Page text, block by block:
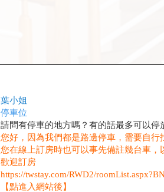
葉小姐
停車位
請問有停車的地方嗎？有的話最多可以
您好，因為我們都是路邊停車，需要自行
您在線上訂房時也可以事先備註幾台車
歡迎訂房
https://twstay.com/RWD2/
【點進入網站後】